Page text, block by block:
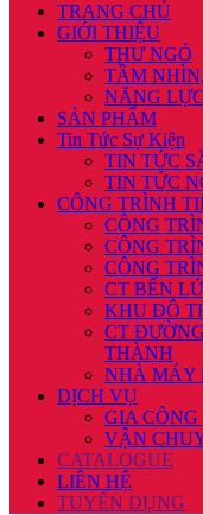
TRANG CHỦ
GIỚI THIỆU
THƯ NGỎ
TẦM
NĂNG LỰC
SẢN PHẨM
Tin Tức Sự Kiện
TIN TỨC
TIN TỨC
CÔNG TRÌNH
CÔNG
CÔNG
CÔNG
CT BẾN
KHU ĐÔ
CT
THÀNH
NHÀ MÁY
DỊCH VỤ
GIA
VẬN
CATALOGUE
LIÊN HỆ
TUYỂN DỤNG